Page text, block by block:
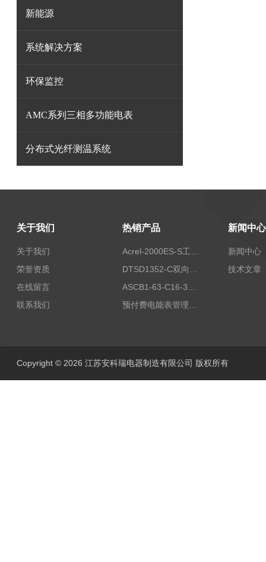
新能源
系统解决方案
环保监控
AMC系列三相多功能电表
分布式光纤测温系统
关于我们
关于我们
荣誉资质
在线留言
联系我们
热销产品 新闻中心
新闻中心
技术文章
Copyright © 2026 江苏安科瑞电器制造有限公司 版权所有